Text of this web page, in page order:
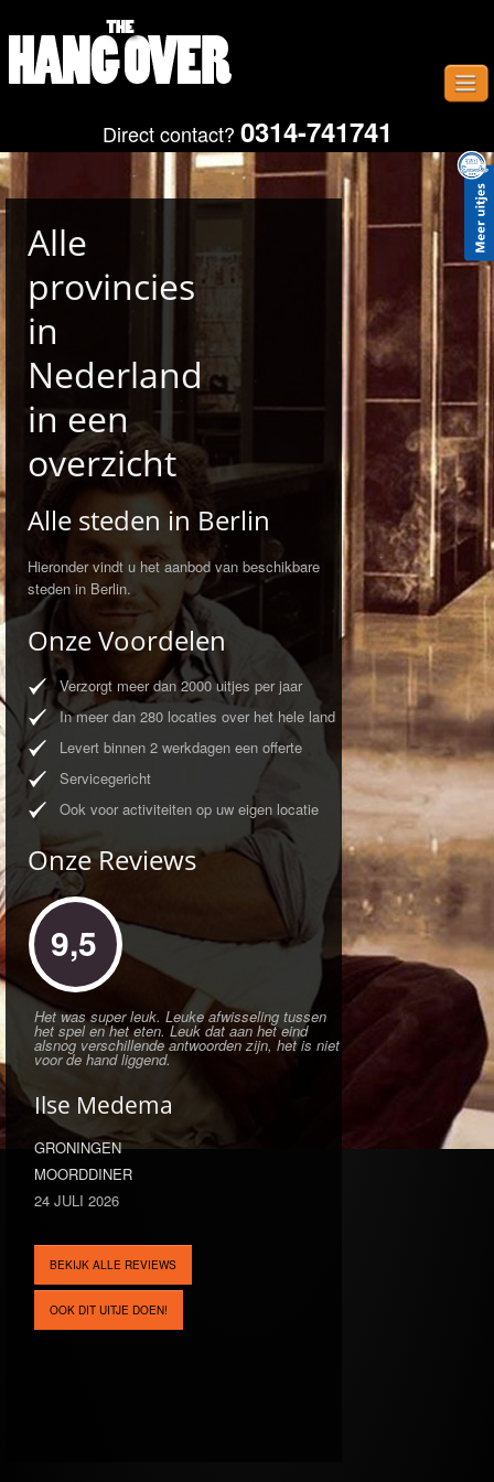
Direct contact? 0314-741741
Plaatsen
Gastenboek
Contact
Fotos
Alle
provincies
in
Nederland
in een
overzicht
Alle steden in Berlin
Hieronder vindt u het aanbod van beschikbare
steden in Berlin.
Onze Voordelen
Verzorgt meer dan 2000 uitjes per jaar
In meer dan 280 locaties over het hele land
Levert binnen 2 werkdagen een offerte
Servicegericht
Ook voor activiteiten op uw eigen locatie
Onze Reviews
9,5
Het was super leuk. Leuke afwisseling tussen
het spel en het eten. Leuk dat aan het eind
alsnog verschillende antwoorden zijn, het is niet
voor de hand liggend.
Ilse Medema
GRONINGEN
MOORDDINER
24 JULI 2026
BEKIJK ALLE REVIEWS
OOK DIT UITJE DOEN!